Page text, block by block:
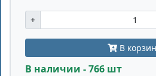
+
В
В наличии - 766 шт